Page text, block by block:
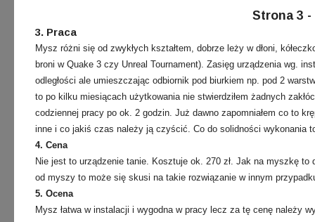
Strona 3
3. Praca
Mysz różni się od zwykłych kształtem, dobrze leży w dłoni,
broni w Quake 3 czy Unreal Tournament). Zasięg urządzenia wg.
odległości ale umieszczając odbiornik pod biurkiem np. pod 2
to po kilku miesiącach użytkowania nie stwierdziłem żadnych
codziennej pracy po ok. 2 godzin. Już dawno zapomniałem co to
inne i co jakiś czas należy ją czyścić. Co do solidności wykonania
4. Cena
Nie jest to urządzenie tanie. Kosztuje ok. 270 zł. Jak na myszkę
od myszy to może się skusi na takie rozwiązanie w innym
5. Ocena
Mysz łatwa w instalacji i wygodna w pracy lecz za tę cenę należy